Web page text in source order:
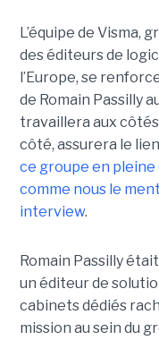
L’équipe de Visma,
des éditeurs de
l’Europe, se
de Romain Passilly
travaillera aux côtés
côté, assurera le
ce groupe en pleine
comme nous le
interview.
Romain Passilly
un éditeur de
cabinets dédiés
mission au sein du